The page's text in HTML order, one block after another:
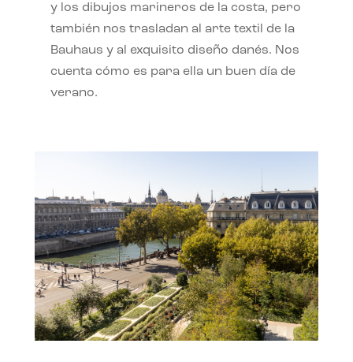
y los dibujos marineros de la costa, pero
también nos trasladan al arte textil de la
Bauhaus y al exquisito diseño danés. Nos
cuenta cómo es para ella un buen día de
verano.